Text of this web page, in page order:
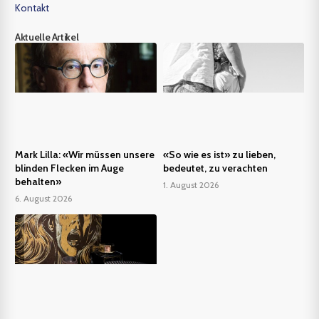
Kontakt
Aktuelle Artikel
Mark Lilla: «Wir müssen unsere
blinden Flecken im Auge
behalten»
6. August 2026
«So wie es ist» zu lieben,
bedeutet, zu verachten
1. August 2026